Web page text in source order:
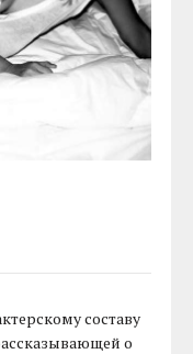
составу
о